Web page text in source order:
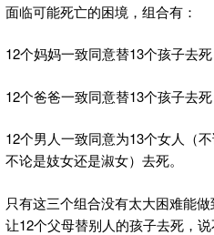
面临可能死亡的困境，组合有：
12个妈妈一致同意替13个孩子去死
12个爸爸一致同意替13个孩子去死
12个男人一致同意为13个女人（
不论是妓女还是淑女）去死。
只有这三个组合没有太大困难能
让12个父母替别人的孩子去死，